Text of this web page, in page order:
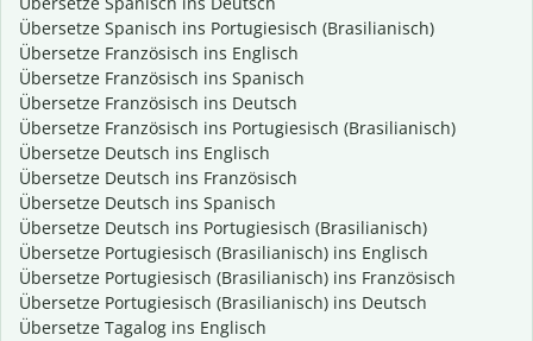
Übersetze Spanisch ins Portugiesisch (Brasilianisch)
Übersetze Französisch ins Englisch
Übersetze Französisch ins Spanisch
Übersetze Französisch ins Deutsch
Übersetze Französisch ins Portugiesisch (Brasilianisch)
Übersetze Deutsch ins Englisch
Übersetze Deutsch ins Französisch
Übersetze Deutsch ins Spanisch
Übersetze Deutsch ins Portugiesisch (Brasilianisch)
Übersetze Portugiesisch (Brasilianisch) ins Englisch
Übersetze Portugiesisch (Brasilianisch) ins Französisch
Übersetze Portugiesisch (Brasilianisch) ins Deutsch
Übersetze Tagalog ins Englisch